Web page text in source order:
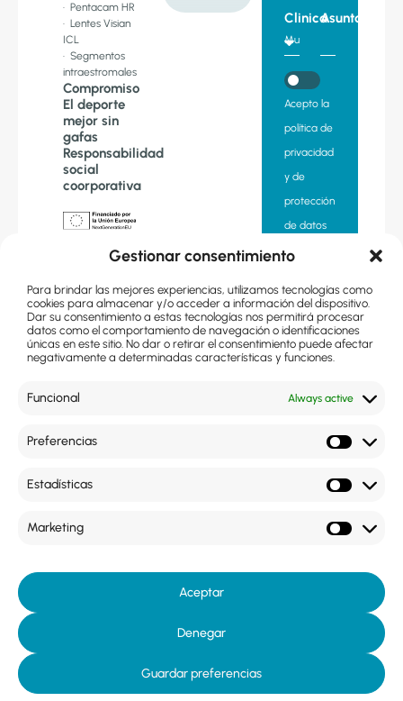
Gestionar consentimiento
Para brindar las mejores experiencias, utilizamos tecnologías como
cookies para almacenar y/o acceder a información del dispositivo.
Dar su consentimiento a estas tecnologías nos permitirá procesar
datos como el comportamiento de navegación o identificaciones
únicas en este sitio. No dar o retirar el consentimiento puede afectar
negativamente a determinadas características y funciones.
Funcional Always active
Preferencias
Estadísticas
Marketing
Aceptar
Denegar
Guardar preferencias
· Pentacam HR
· Lentes Visian
ICL
· Segmentos
intraestromales
Compromiso
El deporte
mejor sin
gafas
Responsabilidad
social
coorporativa
«Financiado
por la Unión
Next
Generation EU.
Sin embargo,
los puntos de
vista y las
opiniones
expresadas
del autor o
autores y no
los de la Unión
Unión Europea
pueden ser
consideradas
ClinicaAsunto
Acepto la
política de
privacidad
y de
protección
de datos
suscribirme
a la
newsletter
llamamos
Política de privacidad y
968 200 100 PEDIR CITA WHATSAPP